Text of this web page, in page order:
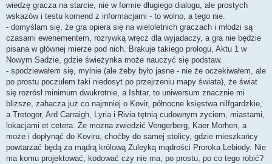
wiedzę gracza na starcie, nie w formie długiego dialogu, ale prostych
wskazów i testu komend z informacjami - to wolno, a tego nie.
- domyślam się, że gra opiera się na wieloletnich graczach i młodzi są
czasami ewenementem, rozrywką wręcz dla wyjadaczy, a gra nie będzie
pisana w głównej mierze pod nich. Brakuje takiego prologu, Aktu 1 w
Nowym Sadzie, gdzie świeżynka może nauczyć się podstaw.
- spodziewałem się, mylnie (ale żeby było jasne - nie że oczekiwałem, ale
po prostu poczułem taki niedosyt po przejrzeniu mapy świata), że świat
się rozrósł minimum dwukrotnie, a Ishtar, to uniwersum znacznie mi
bliższe, zahacza już co najmniej o Kovir, północne księstwa nilfgardzkie,
a Tretogor, Ard Carraigh, Lyria i Rivia tętnią cudownym życiem, miastami,
lokacjami et cetera. Że można zwiedzić Vengerberg, Kaer Morhen, a
może i dopłynąć do Koviru, choćby do samej stolicy, gdzie mieszkańcy
powtarzać będą za mądrą królową Zuleyką mądrości Proroka Lebiody. Nie
ma komu projektować, kodować czy nie ma, po prostu, po co tego robić?